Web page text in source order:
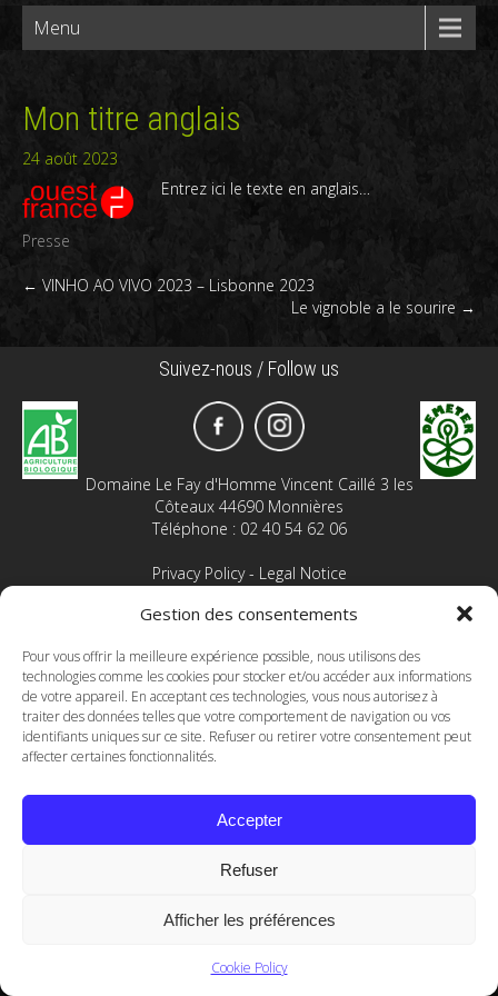
Gestion des consentements
Pour vous offrir la meilleure expérience possible, nous utilisons des
technologies comme les cookies pour stocker et/ou accéder aux informations
de votre appareil. En acceptant ces technologies, vous nous autorisez à
traiter des données telles que votre comportement de navigation ou vos
identifiants uniques sur ce site. Refuser ou retirer votre consentement peut
affecter certaines fonctionnalités.
Accepter
Refuser
Afficher les préférences
Cookie Policy
Menu
Mon titre anglais
24 août 2023
Entrez ici le texte en anglais…
Presse
Post
← VINHO AO VIVO 2023 – Lisbonne 2023
Le vignoble a le sourire →
Suivez-nous / Follow us
Domaine Le Fay d'Homme Vincent Caillé 3 les
Côteaux 44690 Monnières
Téléphone : 02 40 54 62 06
Privacy Policy- Legal Notice